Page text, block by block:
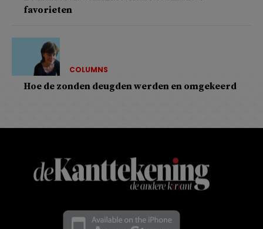
favorieten
COLUMNS
Hoe de zonden deugden werden en omgekeerd